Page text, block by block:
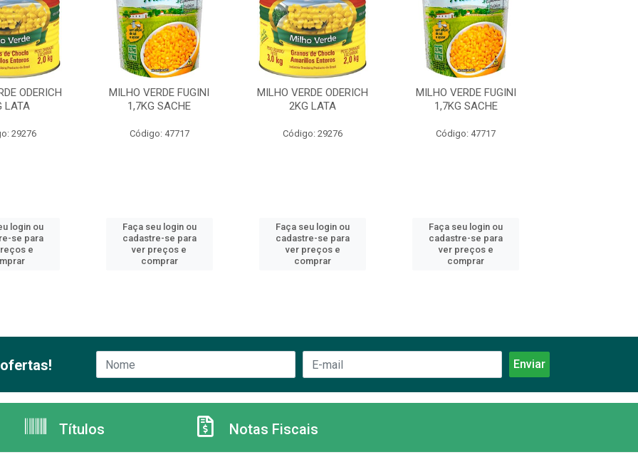
ODERICH
LATA
29276
login ou
se para
e
MILHO VERDE FUGINI
1,7KG SACHE
Código: 47717
Faça seu login ou
cadastre-se para
ver preços e
comprar
MILHO VERDE ODERICH
2KG LATA
Código: 29276
Faça seu login ou
cadastre-se para
ver preços e
comprar
MILHO VERDE FUGINI
1,7KG SACHE
Código: 47717
Faça seu login ou
cadastre-se para
ver preços e
comprar
Títulos Notas Fiscais